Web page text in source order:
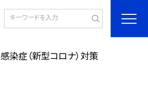
感染症（新型コロナ）対策